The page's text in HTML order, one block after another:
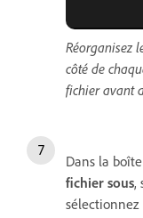
Réorganisez
côté de
fichier avant
Dans la
fichier sous,
sélectionnez